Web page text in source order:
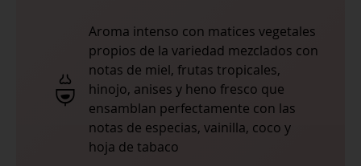
Aroma intenso con matices vegetales
propios de la variedad mezclados con
notas de miel, frutas tropicales,
hinojo, anises y heno fresco que
ensamblan perfectamente con las
notas de especias, vainilla, coco y
hoja de tabaco